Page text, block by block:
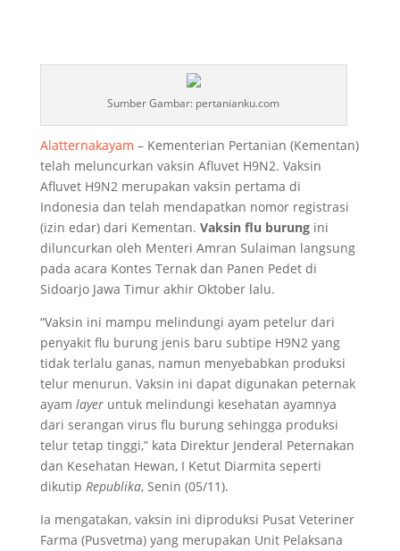
Sumber Gambar: pertanianku.com
Alatternakayam – Kementerian Pertanian (Kementan)
telah meluncurkan vaksin Afluvet H9N2. Vaksin
Afluvet H9N2 merupakan vaksin pertama di
Indonesia dan telah mendapatkan nomor registrasi
(izin edar) dari Kementan. Vaksin flu burungini
diluncurkan oleh Menteri Amran Sulaiman langsung
pada acara Kontes Ternak dan Panen Pedet di
Sidoarjo Jawa Timur akhir Oktober lalu.
“Vaksin ini mampu melindungi ayam petelur dari
penyakit flu burung jenis baru subtipe H9N2 yang
tidak terlalu ganas, namun menyebabkan produksi
telur menurun. Vaksin ini dapat digunakan peternak
ayam layer untuk melindungi kesehatan ayamnya
dari serangan virus flu burung sehingga produksi
telur tetap tinggi,” kata Direktur Jenderal Peternakan
dan Kesehatan Hewan, I Ketut Diarmita seperti
dikutip Republika, Senin (05/11).
Ia mengatakan, vaksin ini diproduksi Pusat Veteriner
Farma (Pusvetma) yang merupakan Unit Pelaksana